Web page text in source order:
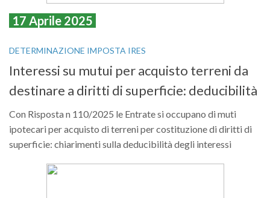
17 Aprile 2025
DETERMINAZIONE IMPOSTA IRES
Interessi su mutui per acquisto terreni da
destinare a diritti di superficie: deducibilità
Con Risposta n 110/2025 le Entrate si occupano di muti
ipotecari per acquisto di terreni per costituzione di diritti di
superficie: chiarimenti sulla deducibilità degli interessi